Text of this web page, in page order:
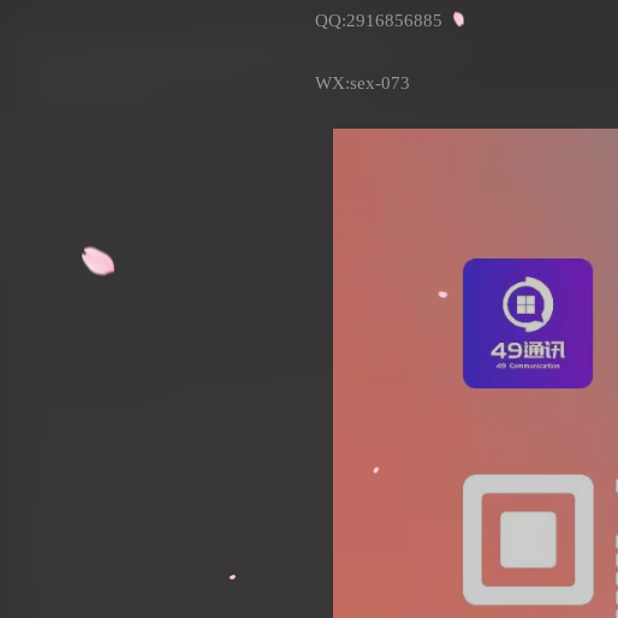
QQ:2916856885
WX:sex-073